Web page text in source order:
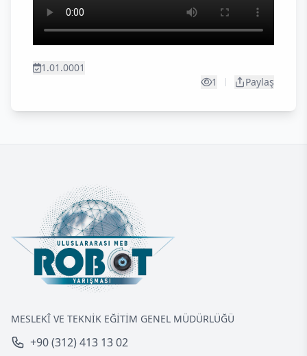
1.01.0001
1
Paylaş
MESLEKÎ VE TEKNİK EĞİTİM GENEL MÜDÜRLÜĞÜ
+90 (312) 413 13 02